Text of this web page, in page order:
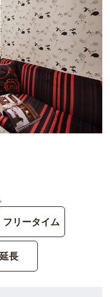
フリータイム
延長